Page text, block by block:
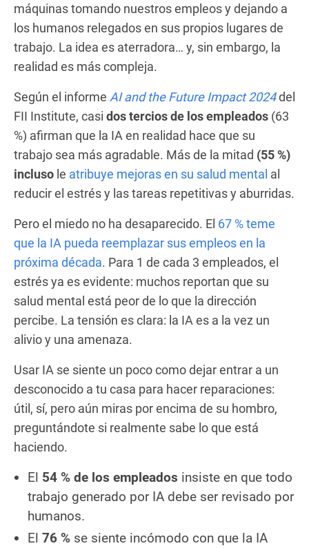
máquinas tomando nuestros empleos y dejando a
los humanos relegados en sus propios lugares de
trabajo. La idea es aterradora… y, sin embargo, la
realidad es más compleja.
Según el informe AI and the Future Impact 2024del
FII Institute, casi dos tercios de los empleados (63
%) afirman que la IA en realidad hace que su
trabajo sea más agradable. Más de la mitad (55 %)
incluso le atribuye mejoras en su salud mental al
reducir el estrés y las tareas repetitivas y aburridas.
Pero el miedo no ha desaparecido. El 67 % teme
que la IA pueda reemplazar sus empleos en la
próxima década. Para 1 de cada 3 empleados, el
estrés ya es evidente: muchos reportan que su
salud mental está peor de lo que la dirección
percibe. La tensión es clara: la IA es a la vez un
alivio y una amenaza.
Usar IA se siente un poco como dejar entrar a un
desconocido a tu casa para hacer reparaciones:
útil, sí, pero aún miras por encima de su hombro,
preguntándote si realmente sabe lo que está
haciendo.
El 54 % de los empleados insiste en que todo
trabajo generado por IA debe ser revisado por
humanos.
El 76 % se siente incómodo con que la IA